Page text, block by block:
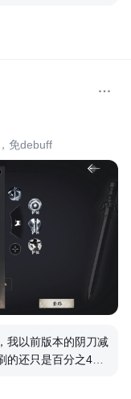
免debuff
我以前版本的阴刀减
还只是百分之40